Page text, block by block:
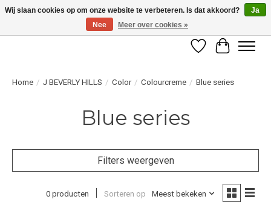
LET OP! ALLEEN BESCHIKBAAR VOOR GEVERIFIEERDE PROFESSIONALS
Verlanglijst
Home / J BEVERLY HILLS / Color / Colourcreme / Blue series
Blue series
Filters weergeven
0 producten Sorteren op Meest bekeken
Wij slaan cookies op om onze website te verbeteren. Is dat akkoord?
Ja
Nee
Meer over cookies »